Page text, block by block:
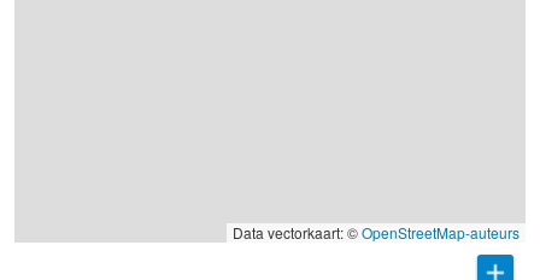
Data vectorkaart: ©OpenStreetMap-auteurs